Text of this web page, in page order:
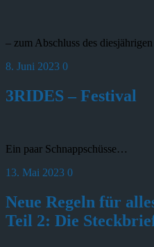
– zum Abschluss des
8. Juni 2023 0
3RIDES – Festival
Ein paar Schnappschüsse…
13. Mai 2023 0
Neue Regeln für
Teil 2: Die